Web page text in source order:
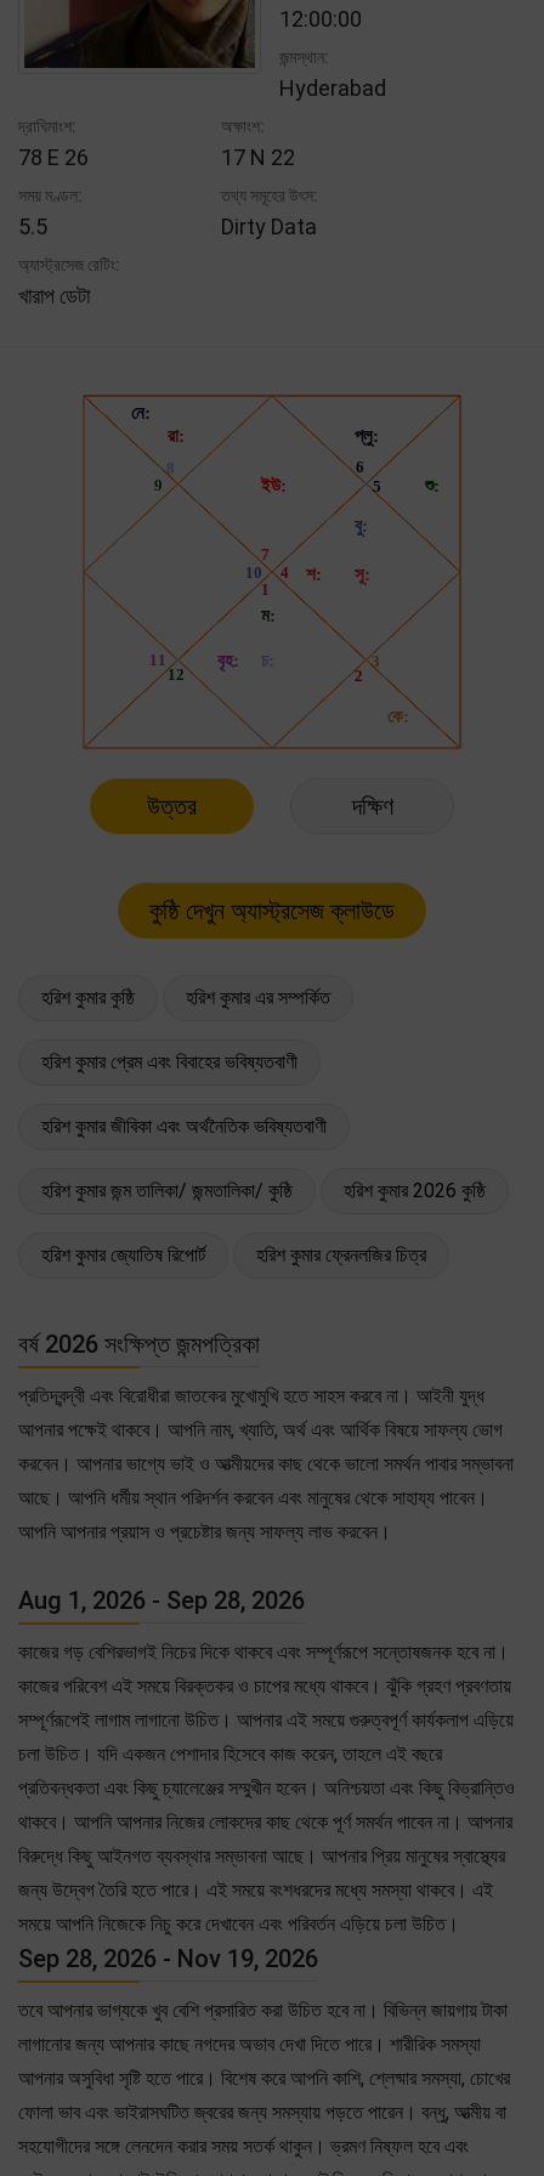
12:00:00
জন্মস্থান:
Hyderabad
দ্রাঘিমাংশ:
78 E 26
অক্ষাংশ:
17 N 22
সময় মণ্ডল:
5.5
তথ্য সমূহের উৎস:
Dirty Data
অ্যাস্ট্রসেজ রেটিং:
খারাপ ডেটা
উত্তর দক্ষিণ
হরিশ কুমার কুষ্ঠি হরিশ কুমার এর সম্পর্কিত
হরিশ কুমার প্রেম এবং বিবাহের ভবিষ্যতবাণী
হরিশ কুমার জীবিকা এবং অর্থনৈতিক ভবিষ্যতবাণী
হরিশ কুমার জন্ম তালিকা/ জন্মতালিকা/ কুষ্ঠি হরিশ কুমার 2026 কুষ্ঠি
হরিশ কুমার জ্যোতিষ রিপোর্ট হরিশ কুমার ফ্রেনলজির চিত্র
বর্ষ 2026 সংক্ষিপ্ত জন্মপত্রিকা
প্রতিদ্বন্দ্বী এবং বিরোধীরা জাতকের মুখোমুখি হতে সাহস করবে না। আইনী যুদ্ধ
আপনার পক্ষেই থাকবে। আপনি নাম, খ্যাতি, অর্থ এবং আর্থিক বিষয়ে সাফল্য ভোগ
করবেন। আপনার ভাগ্যে ভাই ও আত্মীয়দের কাছ থেকে ভালো সমর্থন পাবার সম্ভাবনা
আছে। আপনি ধর্মীয় স্থান পরিদর্শন করবেন এবং মানুষের থেকে সাহায্য পাবেন।
আপনি আপনার প্রয়াস ও প্রচেষ্টার জন্য সাফল্য লাভ করবেন।
Aug 1, 2026 - Sep 28, 2026
কাজের গড় বেশিরভাগই নিচের দিকে থাকবে এবং সম্পূর্ণরূপে সন্তোষজনক হবে না।
কাজের পরিবেশ এই সময়ে বিরক্তকর ও চাপের মধ্যে থাকবে। ঝুঁকি গ্রহণ প্রবণতায়
সম্পূর্ণরূপেই লাগাম লাগানো উচিত। আপনার এই সময়ে গুরুত্বপূর্ণ কার্যকলাপ এড়িয়ে
চলা উচিত। যদি একজন পেশাদার হিসেবে কাজ করেন, তাহলে এই বছরে
প্রতিবন্ধকতা এবং কিছু চ্যালেঞ্জের সম্মুখীন হবেন। অনিশ্চয়তা এবং কিছু বিভ্রান্তিও
থাকবে। আপনি আপনার নিজের লোকদের কাছ থেকে পূর্ণ সমর্থন পাবেন না। আপনার
বিরুদ্ধে কিছু আইনগত ব্যবস্থার সম্ভাবনা আছে। আপনার প্রিয় মানুষের স্বাস্থ্যের
জন্য উদ্বেগ তৈরি হতে পারে। এই সময়ে বংশধরদের মধ্যে সমস্যা থাকবে। এই
সময়ে আপনি নিজেকে নিচু করে দেখাবেন এবং পরিবর্তন এড়িয়ে চলা উচিত।
Sep 28, 2026 - Nov 19, 2026
তবে আপনার ভাগ্যকে খুব বেশি প্রসারিত করা উচিত হবে না। বিভিন্ন জায়গায় টাকা
লাগানোর জন্য আপনার কাছে নগদের অভাব দেখা দিতে পারে। শারীরিক সমস্যা
আপনার অসুবিধা সৃষ্টি হতে পারে। বিশেষ করে আপনি কাশি, শ্লেষ্মার সমস্যা, চোখের
ফোলা ভাব এবং ভাইরাসঘটিত জ্বরের জন্য সমস্যায় পড়তে পারেন। বন্ধু, আত্মীয় বা
সহযোগীদের সঙ্গে লেনদেন করার সময় সতর্ক থাকুন। ভ্রমণ নিষ্ফল হবে এবং